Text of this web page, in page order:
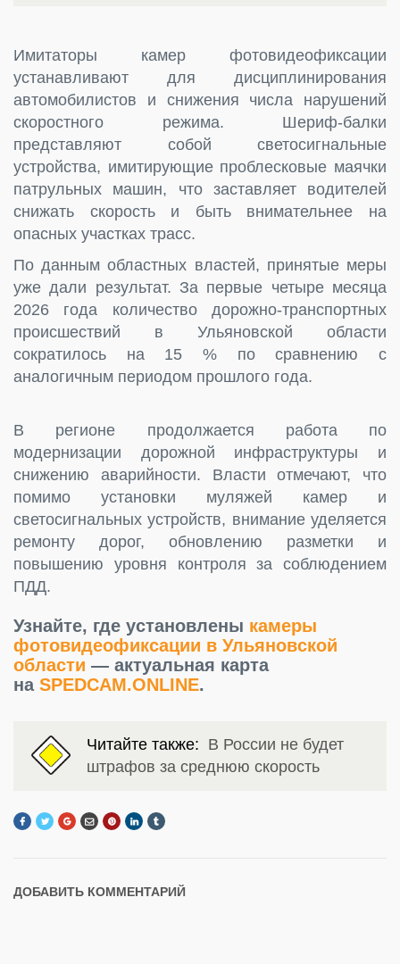
Имитаторы камер фотовидеофиксации
устанавливают для дисциплинирования
автомобилистов и снижения числа нарушений
скоростного режима. Шериф-балки
представляют собой светосигнальные
устройства, имитирующие проблесковые маячки
патрульных машин, что заставляет водителей
снижать скорость и быть внимательнее на
опасных участках трасс.
По данным областных властей, принятые меры
уже дали результат. За первые четыре месяца
2026 года количество дорожно-транспортных
происшествий в Ульяновской области
сократилось на 15 % по сравнению с
аналогичным периодом прошлого года.
В регионе продолжается работа по
модернизации дорожной инфраструктуры и
снижению аварийности. Власти отмечают, что
помимо установки муляжей камер и
светосигнальных устройств, внимание уделяется
ремонту дорог, обновлению разметки и
повышению уровня контроля за соблюдением
ПДД.
Узнайте, где установлены камеры
фотовидеофиксации в Ульяновской
области — актуальная карта
на SPEDCAM.ONLINE.
Читайте также: В России не будет
штрафов за среднюю скорость
ДОБАВИТЬ КОММЕНТАРИЙ